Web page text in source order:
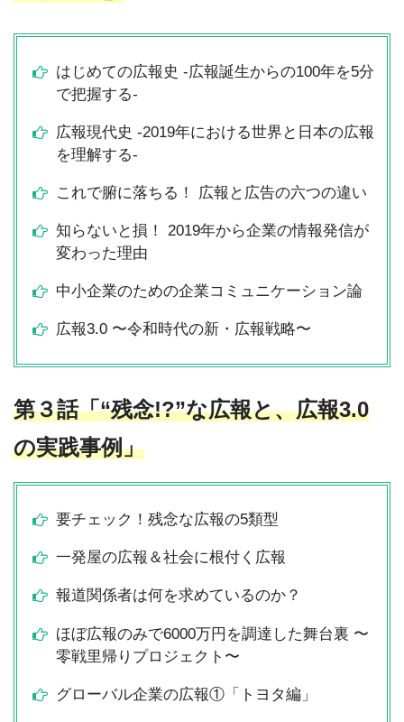
はじめての広報史 -広報誕生からの100年を5分
で把握する-
広報現代史 -2019年における世界と日本の広報
を理解する-
これで腑に落ちる！ 広報と広告の六つの違い
知らないと損！ 2019年から企業の情報発信が
変わった理由
中小企業のための企業コミュニケーション論
広報3.0 〜令和時代の新・広報戦略〜
第３話「“残念!?”な広報と、広報3.0
の実践事例」
要チェック！残念な広報の5類型
一発屋の広報＆社会に根付く広報
報道関係者は何を求めているのか？
ほぼ広報のみで6000万円を調達した舞台裏 〜
零戦里帰りプロジェクト〜
グローバル企業の広報①「トヨタ編」